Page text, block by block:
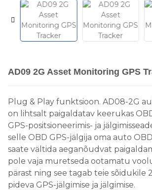
+86 159
AD09 2G Asset Monitoring GPS
Plug & Play funktsioon. AD08-2G
on lihtsalt paigaldatav keerukas
GPS-positsioneerimis- ja
selle OBD GPS-jälgija oma auto
saate vältida aeganõudvat
pole vaja muretseda ootamatu
pärast ning see tagab teie sõidukile
pideva GPS-jälgimise ja jälgimise.